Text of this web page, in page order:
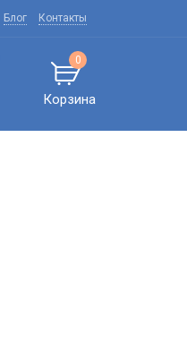
Блог Контакты
0
Корзина